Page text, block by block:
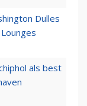
Dulles
als best